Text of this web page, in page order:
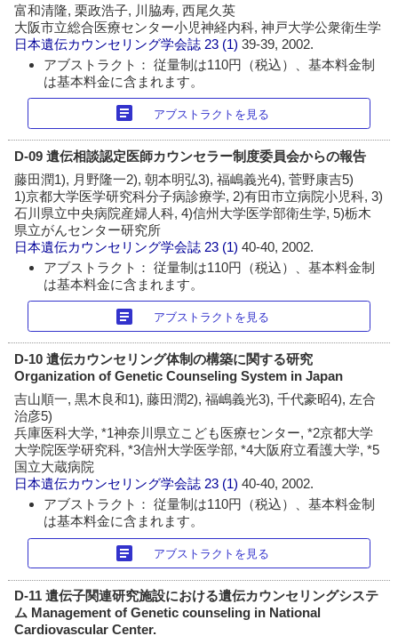
富和清隆, 栗政浩子, 川脇寿, 西尾久英
大阪市立総合医療センター小児神経内科, 神戸大学公衆衛生学
日本遺伝カウンセリング学会誌 23 (1)39-39, 2002.
アブストラクト： 従量制は110円（税込）、基本料金制
は基本料金に含まれます。
article アブストラクトを見る
D-09 遺伝相談認定医師カウンセラー制度委員会からの報告
藤田潤1), 月野隆一2), 朝本明弘3), 福嶋義光4), 菅野康吉5)
1)京都大学医学研究科分子病診療学, 2)有田市立病院小児科, 3)
石川県立中央病院産婦人科, 4)信州大学医学部衛生学, 5)栃木
県立がんセンター研究所
日本遺伝カウンセリング学会誌 23 (1)40-40, 2002.
アブストラクト： 従量制は110円（税込）、基本料金制
は基本料金に含まれます。
article アブストラクトを見る
D-10 遺伝カウンセリング体制の構築に関する研究
Organization of Genetic Counseling System in Japan
吉山順一, 黒木良和1), 藤田潤2), 福嶋義光3), 千代豪昭4), 左合
治彦5)
兵庫医科大学, *1神奈川県立こども医療センター, *2京都大学
大学院医学研究科, *3信州大学医学部, *4大阪府立看護大学, *5
国立大蔵病院
日本遺伝カウンセリング学会誌 23 (1)40-40, 2002.
アブストラクト： 従量制は110円（税込）、基本料金制
は基本料金に含まれます。
article アブストラクトを見る
D-11 遺伝子関連研究施設における遺伝カウンセリングシステ
ム Management of Genetic counseling in National
Cardiovascular Center.